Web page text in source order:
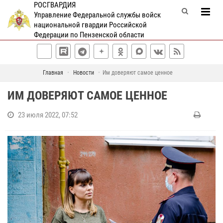
РОСГВАРДИЯ
Управление Федеральной службы войск
национальной гвардии Российской
Федерации по Пензенской области
Главная Новости Им доверяют самое ценное
ИМ ДОВЕРЯЮТ САМОЕ ЦЕННОЕ
23 июля 2022, 07:52